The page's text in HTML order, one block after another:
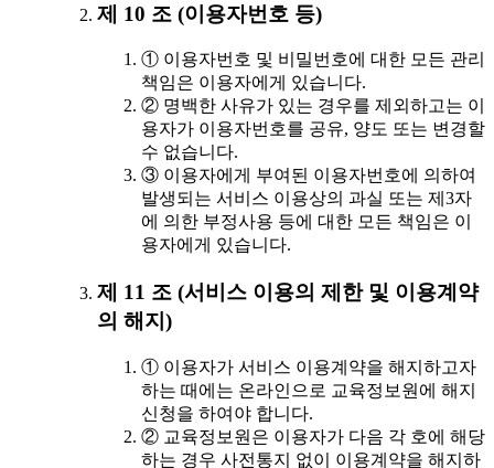
제 10 조 (이용자번호 등)
① 이용자번호 및 비밀번호에 대한 모든 관리
책임은 이용자에게 있습니다.
② 명백한 사유가 있는 경우를 제외하고는 이
용자가 이용자번호를 공유, 양도 또는 변경할
수 없습니다.
③ 이용자에게 부여된 이용자번호에 의하여
발생되는 서비스 이용상의 과실 또는 제3자
에 의한 부정사용 등에 대한 모든 책임은 이
용자에게 있습니다.
제 11 조 (서비스 이용의 제한 및 이용계약
의 해지)
① 이용자가 서비스 이용계약을 해지하고자
하는 때에는 온라인으로 교육정보원에 해지
신청을 하여야 합니다.
② 교육정보원은 이용자가 다음 각 호에 해당
하는 경우 사전통지 없이 이용계약을 해지하